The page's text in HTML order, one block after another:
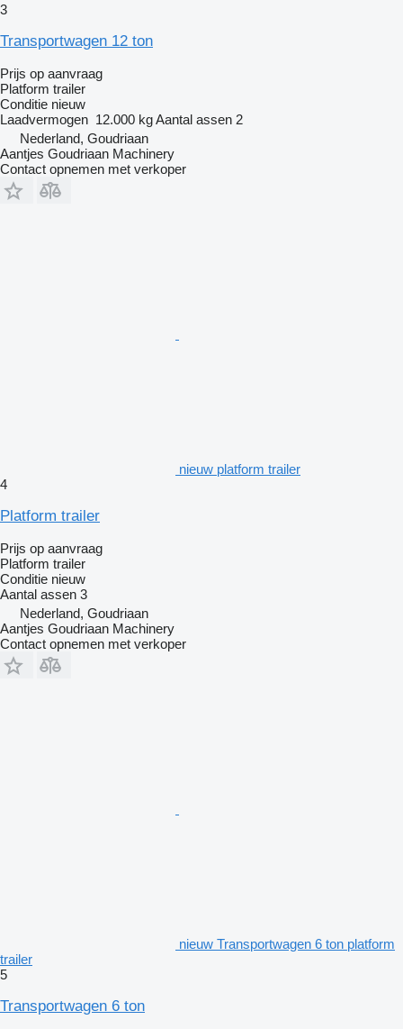
3
Transportwagen 12 ton
Prijs op aanvraag
Platform trailer
Conditie nieuw
Laadvermogen 12.000 kgAantal assen 2
Nederland, Goudriaan
Aantjes Goudriaan Machinery
Contact opnemen met verkoper
nieuw platform trailer
4
Platform trailer
Prijs op aanvraag
Platform trailer
Conditie nieuw
Aantal assen 3
Nederland, Goudriaan
Aantjes Goudriaan Machinery
Contact opnemen met verkoper
nieuw Transportwagen 6 ton platform
trailer
5
Transportwagen 6 ton